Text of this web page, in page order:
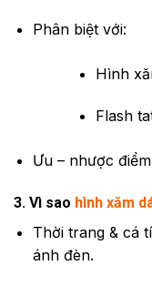
Phân biệt với:
Hình
Flash
Ưu – nhược
3. Vì sao hình xăm
Thời trang & cá
ánh đèn.